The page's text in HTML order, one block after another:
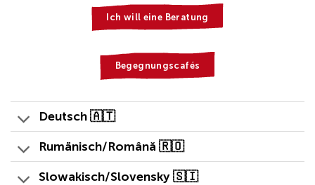
Ich will eine Beratung
Begegnungscafés
Deutsch 🇦🇹
Rumänisch/Română 🇷🇴
Slowakisch/Slovensky 🇸🇮